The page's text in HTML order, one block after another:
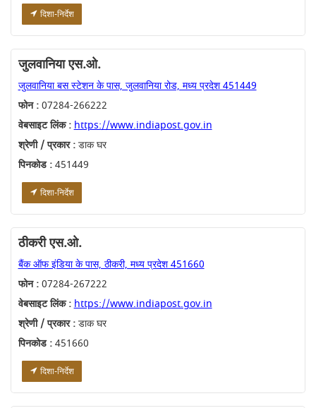
दिशा-निर्देश
जुलवानिया एस.ओ.
जुलवानिया बस स्टेशन के पास, जुलवानिया रोड, मध्य प्रदेश 451449
फोन :07284-266222
वेबसाइट लिंक : https://www.indiapost.gov.in
श्रेणी / प्रकार :डाक घर
पिनकोड :451449
दिशा-निर्देश
ठीकरी एस.ओ.
बैंक ऑफ इंडिया के पास, ठीकरी, मध्य प्रदेश 451660
फोन :07284-267222
वेबसाइट लिंक : https://www.indiapost.gov.in
श्रेणी / प्रकार :डाक घर
पिनकोड :451660
दिशा-निर्देश